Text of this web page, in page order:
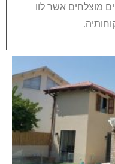
מוצלחים אשר לוו